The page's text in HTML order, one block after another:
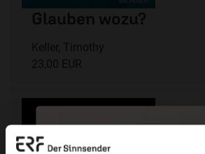
Glauben wozu?
Keller, Timothy
23,00 EUR